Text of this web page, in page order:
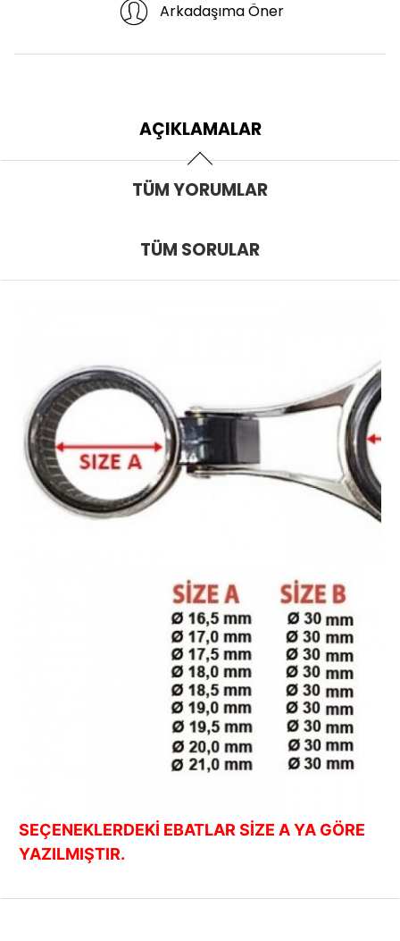
Arkadaşıma Öner
AÇIKLAMALAR
TÜM YORUMLAR
TÜM SORULAR
SEÇENEKLERDEKİ EBATLAR SİZE A YA GÖRE
YAZILMIŞTIR.